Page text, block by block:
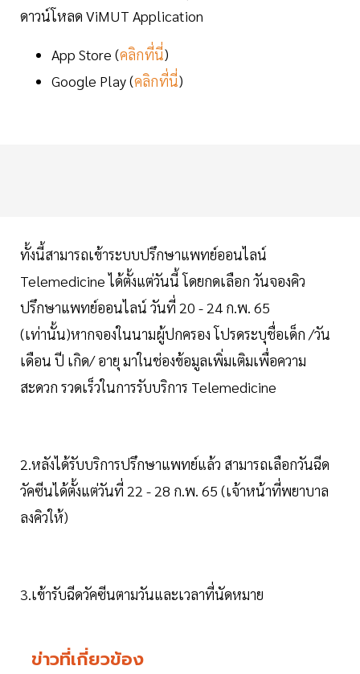
ดาวน์โหลด ViMUT Application
App Store (คลิกที่นี่)
Google Play (คลิกที่นี่)
ทั้งนี้สามารถเข้าระบบปรึกษาแพทย์ออนไลน์
Telemedicine ได้ตั้งแต่วันนี้ โดยกดเลือก วันจองคิว
ปรึกษาแพทย์ออนไลน์ วันที่ 20 - 24 ก.พ. 65
(เท่านั้น)หากจองในนามผู้ปกครอง โปรดระบุชื่อเด็ก /วัน
เดือน ปี เกิด/ อายุ มาในช่องข้อมูลเพิ่มเติมเพื่อความ
สะดวก รวดเร็วในการรับบริการ Telemedicine
2.หลังได้รับบริการปรึกษาแพทย์แล้ว สามารถเลือกวันฉีด
วัคซีนได้ตั้งแต่วันที่ 22 - 28 ก.พ. 65 (เจ้าหน้าที่พยาบาล
ลงคิวให้)
3.เข้ารับฉีดวัคซีนตามวันและเวลาที่นัดหมาย
ข่าวที่เกี่ยวข้อง